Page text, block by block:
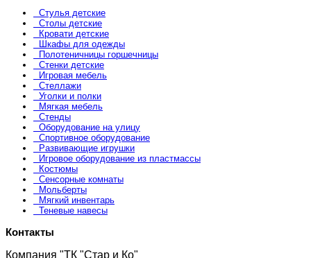
Стулья детские
Столы детские
Кровати детские
Шкафы для одежды
Полотеничницы горшечницы
Стенки детские
Игровая мебель
Стеллажи
Уголки и полки
Мягкая мебель
Стенды
Оборудование на улицу
Спортивное оборудование
Развивающие игрушки
Игровое оборудование из пластмассы
Костюмы
Сенсорные комнаты
Мольберты
Мягкий инвентарь
Теневые навесы
Контакты
Компания "ТК "Стар и Ко"